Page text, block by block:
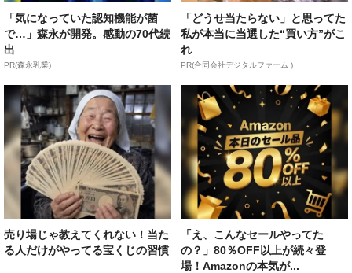
「気になっていた認知機能が菌
で…」森永が開発。感動の70代続
出
PR(森永乳業)
「どうせ当たらない」と思ってた
私が本当に当選した“買い方”がこ
れ
PR(合同会社デジタルファーム )
売り場じゃ教えてくれない！当た
る人だけがやってる宝くじの習慣
「え、こんなセールやってた
の？」80％OFF以上が続々登
場！Amazonの本気が...